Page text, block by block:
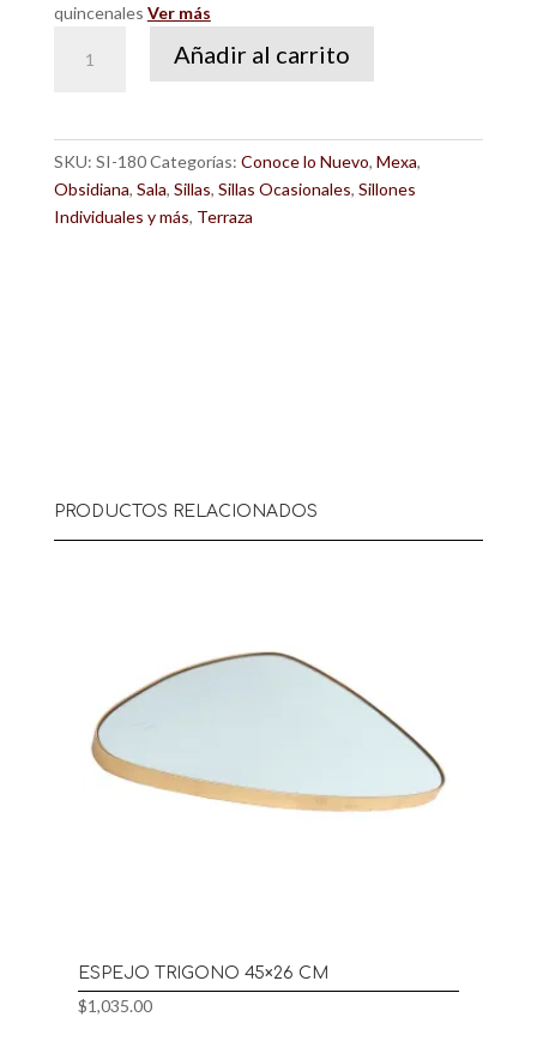
quincenales Ver más
Jirina
Añadir al carrito
SKU: SI-180Categorías: Conoce lo Nuevo, Mexa,
Obsidiana, Sala, Sillas, Sillas Ocasionales, Sillones
Individuales y más, Terraza
PRODUCTOS RELACIONADOS
ESPEJO TRIGONO 45×26 CM
$1,035.00